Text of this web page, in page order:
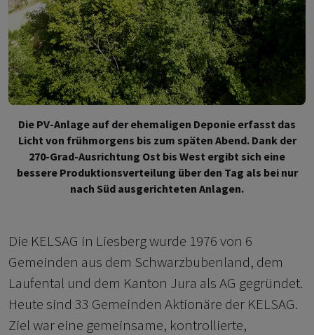
Die PV-Anlage auf der ehemaligen Deponie erfasst das
Licht von frühmorgens bis zum späten Abend. Dank der
270-Grad-Ausrichtung Ost bis West ergibt sich eine
bessere Produktionsverteilung über den Tag als bei nur
nach Süd ausgerichteten Anlagen.
Die KELSAG in Liesberg wurde 1976 von 6
Gemeinden aus dem Schwarzbubenland, dem
Laufental und dem Kanton Jura als AG gegründet.
Heute sind 33 Gemeinden Aktionäre der KELSAG.
Ziel war eine gemeinsame, kontrollierte,